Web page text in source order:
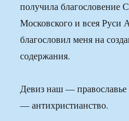
получила благословение
Московского и всея
благословил меня на
содержания.
Девиз наш — православье
— антихристианство.